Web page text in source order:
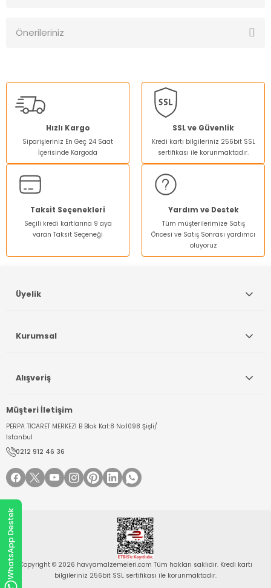
Önerileriniz
kullanarak tarafımıza iletebilirsiniz.
Görüş ve önerileriniz için teşekkür ederiz.
Ürün resmi kalitesiz, bozuk veya görüntülenemiyor.
Ürün açıklamasında eksik bilgiler bulunuyor.
Ürün bilgilerinde hatalar bulunuyor.
Ürün fiyatı diğer sitelerden daha pahalı.
Bu ürüne benzer farklı alternatifler olmalı.
Hızlı Kargo
Siparişleriniz En Geç 24 Saat
İçerisinde Kargoda
SSL ve Güvenlik
Kredi kartı bilgileriniz 256bit SSL
sertifikası ile korunmaktadır.
Taksit Seçenekleri
Seçili kredi kartlarına 9 aya
varan Taksit Seçeneği
Yardım ve Destek
Tüm müşterilerimize Satış
Öncesi ve Satış Sonrası yardımcı
oluyoruz
Müşteri İletişim
PERPA TİCARET MERKEZİ B Blok Kat:8 No:1098 Şişli/
İstanbul
0212 912 46 36
Üyelik
Kurumsal
Alışveriş
Copyright © 2026 havyamalzemeleri.com Tüm hakları saklıdır. Kredi kartı
bilgileriniz 256bit SSL sertifikası ile korunmaktadır.
WhatsApp Destek